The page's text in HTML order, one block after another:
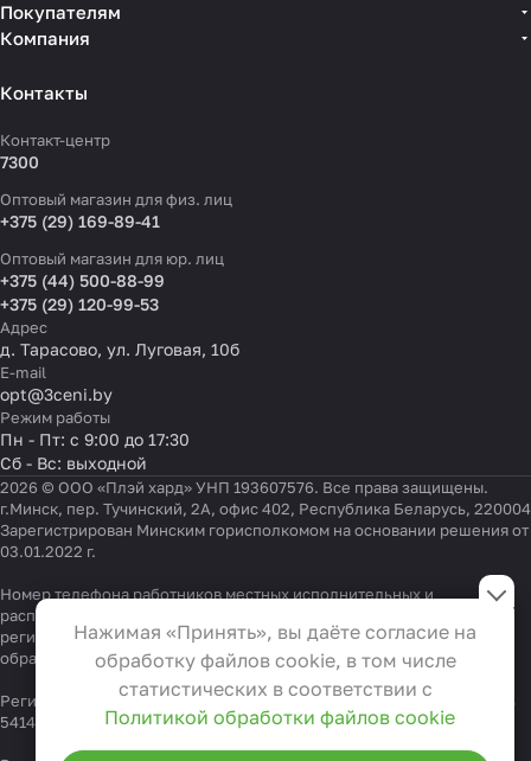
Покупателям
Компания
Контакты
Контакт-центр
7300
Оптовый магазин для физ. лиц
+375 (29) 169-89-41
Оптовый магазин для юр. лиц
+375 (44) 500-88-99
+375 (29) 120-99-53
Адрес
д. Тарасово, ул. Луговая, 10б
E-mail
opt@3ceni.by
Режим работы
Пн - Пт: с 9:00 до 17:30
Сб - Вс: выходной
2026 © ООО «Плэй хард» УНП 193607576. Все права защищены.
г.Минск, пер. Тучинский, 2А, офис 402, Республика Беларусь, 220004
Зарегистрирован Минским горисполкомом на основании решения от
03.01.2022 г.
Номер телефона работников местных исполнительных и
распорядительных органов по месту государственной
регистрации ООО «Плэй хард», уполномоченных рассматривать
обращения покупателей: +375 17 323-41-58, +375 17 370-30-64
Регистрационный номер в Торговом реестре Республики Беларусь
541404 от 19.09.2022
Функциональные
Эти файлы необходимы для
функционирования сайта и не
могут быть отключены в наших
системах. Вы можете настроить
Нажимая «Принять», вы даёте согласие на
обработку файлов cookie, в том числе
статистических в соответствии с
Политикой обработки файлов cookie